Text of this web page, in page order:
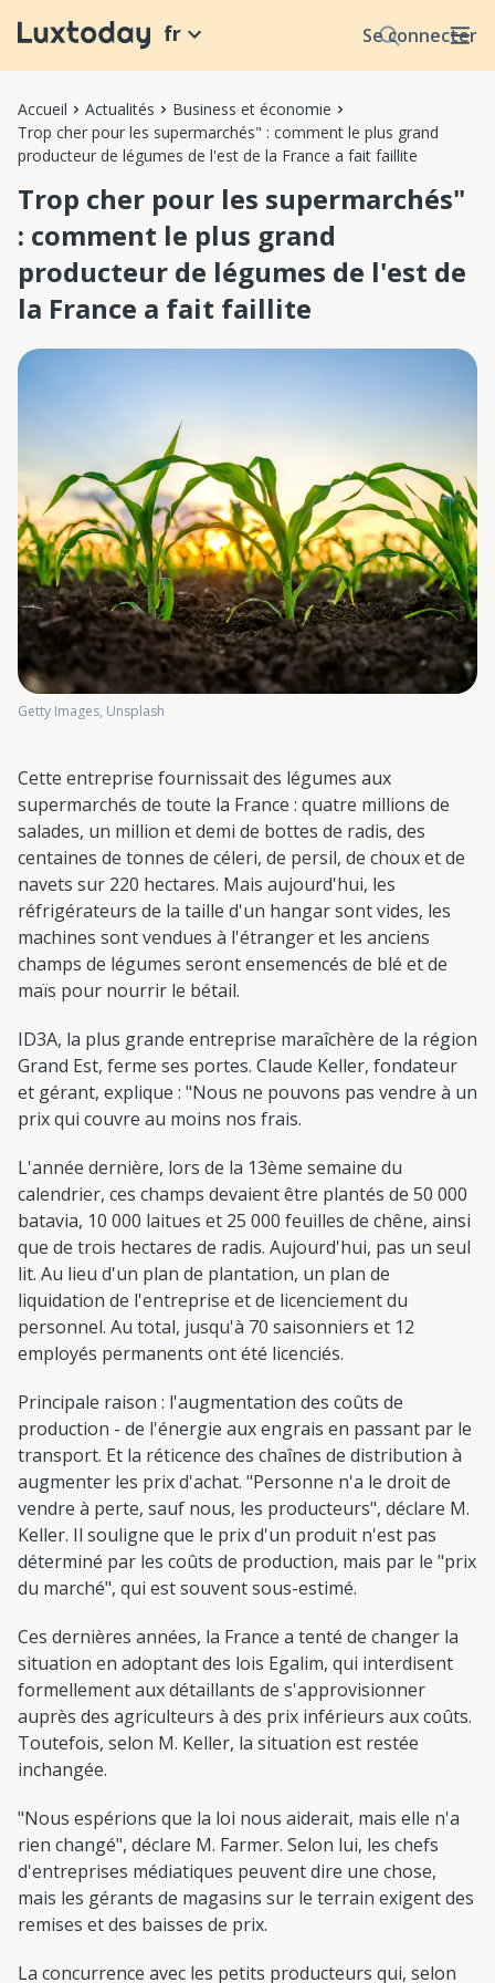
Se connecter
fr
Accueil Actualités
Business et économie
Trop cher pour les supermarchés" : comment le plus grand
producteur de légumes de l'est de la France a fait faillite
Trop cher pour les supermarchés"
: comment le plus grand
producteur de légumes de l'est de
la France a fait faillite
Getty Images, Unsplash
Cette entreprise fournissait des légumes aux
supermarchés de toute la France : quatre millions de
salades, un million et demi de bottes de radis, des
centaines de tonnes de céleri, de persil, de choux et de
navets sur 220 hectares. Mais aujourd'hui, les
réfrigérateurs de la taille d'un hangar sont vides, les
machines sont vendues à l'étranger et les anciens
champs de légumes seront ensemencés de blé et de
maïs pour nourrir le bétail.
ID3A, la plus grande entreprise maraîchère de la région
Grand Est, ferme ses portes. Claude Keller, fondateur
et gérant, explique : "Nous ne pouvons pas vendre à un
prix qui couvre au moins nos frais.
L'année dernière, lors de la 13ème semaine du
calendrier, ces champs devaient être plantés de 50 000
batavia, 10 000 laitues et 25 000 feuilles de chêne, ainsi
que de trois hectares de radis. Aujourd'hui, pas un seul
lit. Au lieu d'un plan de plantation, un plan de
liquidation de l'entreprise et de licenciement du
personnel. Au total, jusqu'à 70 saisonniers et 12
employés permanents ont été licenciés.
Principale raison : l'augmentation des coûts de
production - de l'énergie aux engrais en passant par le
transport. Et la réticence des chaînes de distribution à
augmenter les prix d'achat. "Personne n'a le droit de
vendre à perte, sauf nous, les producteurs", déclare M.
Keller. Il souligne que le prix d'un produit n'est pas
déterminé par les coûts de production, mais par le "prix
du marché", qui est souvent sous-estimé.
Ces dernières années, la France a tenté de changer la
situation en adoptant des lois Egalim, qui interdisent
formellement aux détaillants de s'approvisionner
auprès des agriculteurs à des prix inférieurs aux coûts.
Toutefois, selon M. Keller, la situation est restée
inchangée.
"Nous espérions que la loi nous aiderait, mais elle n'a
rien changé", déclare M. Farmer. Selon lui, les chefs
d'entreprises médiatiques peuvent dire une chose,
mais les gérants de magasins sur le terrain exigent des
remises et des baisses de prix.
La concurrence avec les petits producteurs qui, selon